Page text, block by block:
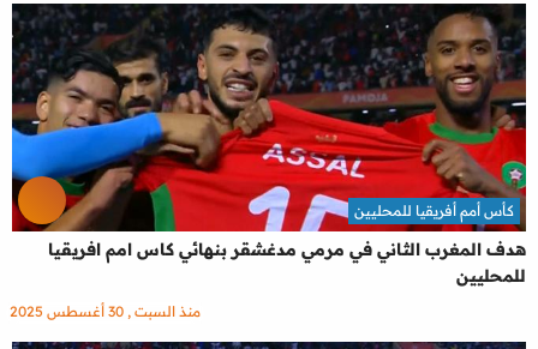
هدف المغرب الثاني في مرمي مدغشقر بنهائي كاس امم افريقيا
للمحليين
كأس أمم أفريقيا للمحليين
منذ السبت , 30 أغسطس 2025